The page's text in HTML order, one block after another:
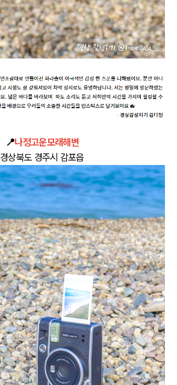
📍나정고운모래해변
경상북도 경주시 감포읍